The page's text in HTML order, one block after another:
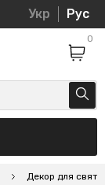
Укр Рус
0
Декор для свят